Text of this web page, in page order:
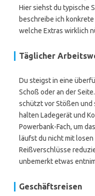
Hier siehst du typische
beschreibe ich
welche Extras wirklich
Täglicher
Du steigst in eine
Schoß oder an der
schützt vor Stößen und
halten Ladegerät und
Powerbank-Fach, um
läufst du nicht mit
Reißverschlüsse
unbemerkt etwas
Geschäftsreisen